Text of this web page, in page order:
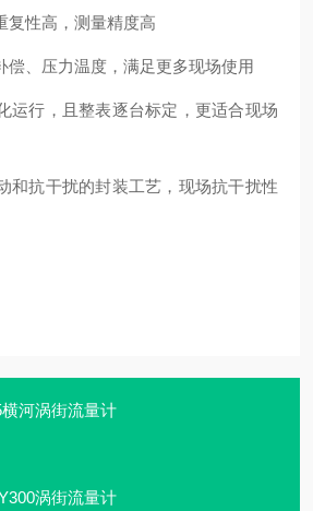
复性高，测量精度高
偿、压力温度，满足更多现场使用
运行，且整表逐台标定，更适合现场
和抗干扰的封装工艺，现场抗干扰性
河涡街流量计
涡街流量计